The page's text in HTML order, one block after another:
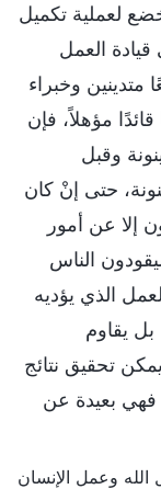
لعملية تكميل
قيادة العمل
متدينين وخبراء
مؤهلاً، فإن
وقبل
حتى إنْ كان
إلا عن أمور
الناس
الذي يؤديه
بل يقاوم
تحقيق نتائج
فهي بعيدة عن